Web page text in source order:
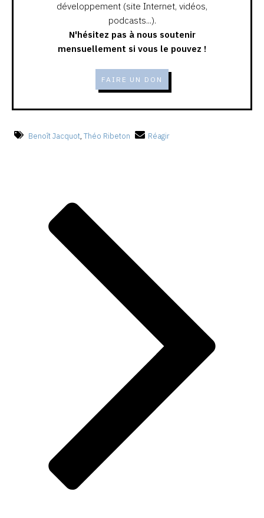
développement (site Internet, vidéos,
podcasts...).
N'hésitez pas à nous soutenir
mensuellement si vous le pouvez !
FAIRE UN DON
Benoît Jacquot, Théo Ribeton Réagir